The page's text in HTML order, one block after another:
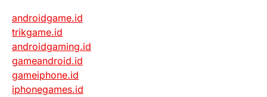
androidgame.id
trikgame.id
androidgaming.id
gameandroid.id
gameiphone.id
iphonegames.id